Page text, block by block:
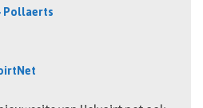
Pollaerts